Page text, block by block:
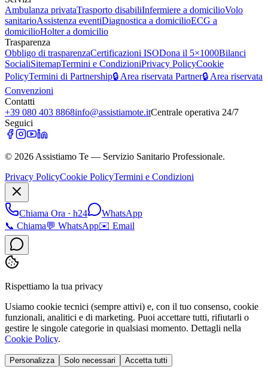
Ambulanza privataTrasporto disabiliInfermiere a domicilioVolo
sanitarioAssistenza eventiDiagnostica a domicilioECG a
domicilioHolter a domicilio
Trasparenza
Obbligo di trasparenzaCertificazioni ISODona il 5×1000Bilanci
SocialiSitemapTermini e CondizioniPrivacy PolicyCookie
PolicyTermini di Partnership🔒 Area riservata Partner🔒 Area riservata
Convenzioni
Contatti
+39 080 403 8868info@assistiamote.itCentrale operativa 24/7
Seguici
© 2026 Assistiamo Te — Servizio Sanitario Professionale.
Privacy PolicyCookie PolicyTermini e Condizioni
Chiama Ora · h24
WhatsApp
📞 Chiama💬 WhatsApp✉️ Email
Rispettiamo la tua privacy
Usiamo cookie tecnici (sempre attivi) e, con il tuo consenso, cookie
funzionali, analitici e di marketing. Puoi accettare tutti, rifiutarli o
gestire le singole categorie in qualsiasi momento. Dettagli nella
Cookie Policy.
Personalizza Solo necessari Accetta tutti